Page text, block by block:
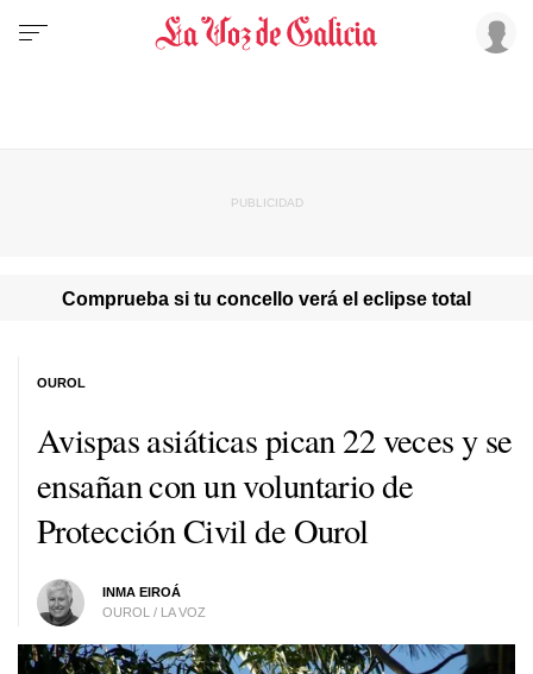
Comprueba si tu concello verá el eclipse total
Avispas asiáticas pican 22 veces y se
ensañan con un voluntario de
Protección Civil de Ourol
INMA EIROÁ
OUROL / LA VOZ
OUROL